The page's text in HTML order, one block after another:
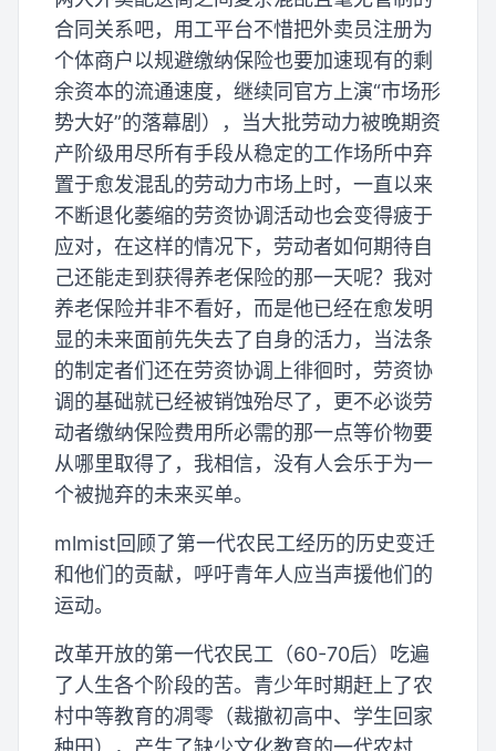
合同关系吧，用工平台不惜把外卖员注册为
个体商户以规避缴纳保险也要加速现有的剩
余资本的流通速度，继续同官方上演“市场形
势大好”的落幕剧），当大批劳动力被晚期资
产阶级用尽所有手段从稳定的工作场所中弃
置于愈发混乱的劳动力市场上时，一直以来
不断退化萎缩的劳资协调活动也会变得疲于
应对，在这样的情况下，劳动者如何期待自
己还能走到获得养老保险的那一天呢？我对
养老保险并非不看好，而是他已经在愈发明
显的未来面前先失去了自身的活力，当法条
的制定者们还在劳资协调上徘徊时，劳资协
调的基础就已经被销蚀殆尽了，更不必谈劳
动者缴纳保险费用所必需的那一点等价物要
从哪里取得了，我相信，没有人会乐于为一
个被抛弃的未来买单。
mlmist回顾了第一代农民工经历的历史变迁
和他们的贡献，呼吁青年人应当声援他们的
运动。
改革开放的第一代农民工（60-70后）吃遍
了人生各个阶段的苦。青少年时期赶上了农
村中等教育的凋零（裁撤初高中、学生回家